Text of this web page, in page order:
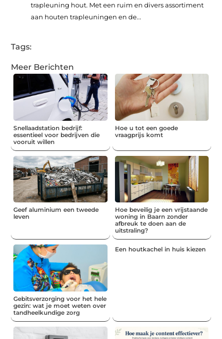
trapleuning hout. Met een ruim en divers assortiment
aan houten trapleuningen en de...
Tags:
Meer Berichten
Snellaadstation bedrijf:
essentieel voor bedrijven die
vooruit willen
Hoe u tot een goede
vraagprijs komt
Geef aluminium een tweede
leven
Hoe beveilig je een vrijstaande
woning in Baarn zonder
afbreuk te doen aan de
uitstraling?
Gebitsverzorging voor het hele
gezin: wat je moet weten over
tandheelkundige zorg
Een houtkachel in huis kiezen